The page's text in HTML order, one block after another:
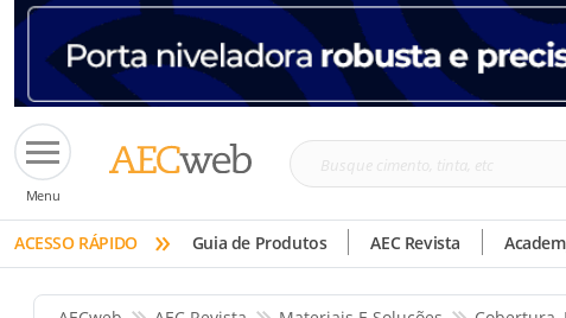
Menu
Busque
tinta,
etc
ACESSO RÁPIDO » Guia de Produtos AEC Revista